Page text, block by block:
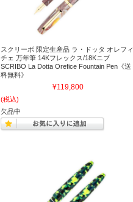
スクリーボ 限定生産品 ラ・ドッタ オレフィ
チェ 万年筆 14Kフレックス/18Kニブ
SCRIBO La Dotta Orefice Fountain Pen《送
料無料》
¥119,800
(税込)
欠品中